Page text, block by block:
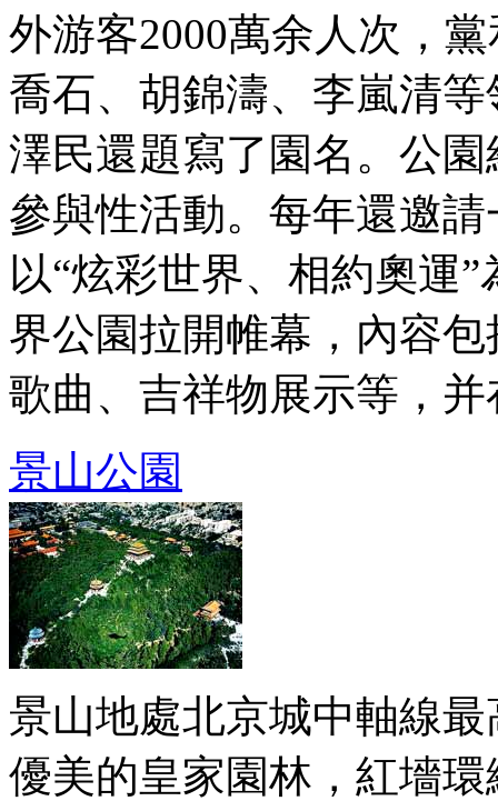
外游客2000萬余人次，
喬石、胡錦濤、李嵐清
澤民還題寫了園名。公
參與性活動。每年還邀
以“炫彩世界、相約奧運
界公園拉開帷幕，內容
歌曲、吉祥物展示等，并
景山公園
景山地處北京城中軸線
優美的皇家園林，紅墻